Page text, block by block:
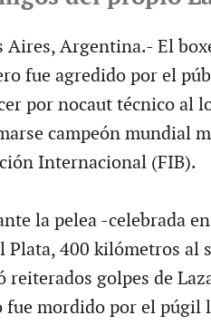
Aires, Argentina.- El
fue agredido por el
por nocaut técnico al
campeón mundial
Internacional (FIB).
la pelea -celebrada
Plata, 400 kilómetros al
reiterados golpes de
fue mordido por el púgil